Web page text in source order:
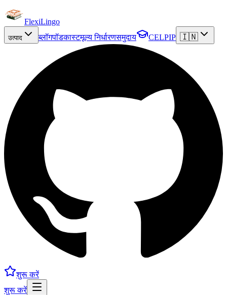
FlexiLingo
उत्पाद ब्लॉगपॉडकास्टमूल्य निर्धारणसमुदाय CELPIP 🇮🇳
शुरू करें
शुरू करें